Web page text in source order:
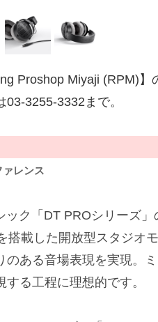
Proshop Miyaji (RPM)】
3255-3332まで。
レンス
ック「DT PROシリーズ
搭載した開放型スタジオ
のある音場表現を実現。
る工程に理想的です。